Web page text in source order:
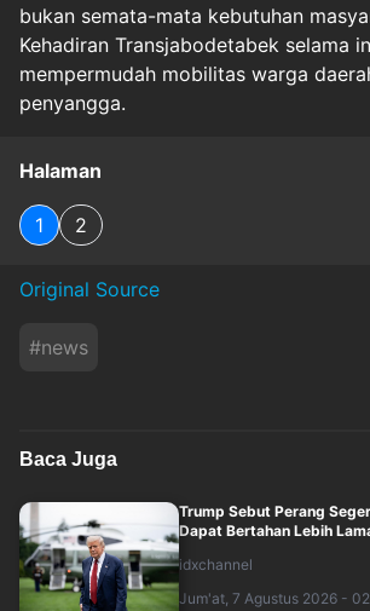
bukan semata-mata kebutuhan
Kehadiran Transjabodetabek selama
mempermudah mobilitas warga
penyangga.
Halaman
1 2
Original Source
#news
Baca Juga
Trump Sebut Perang
Dapat Bertahan Lebih
idxchannel
Jum'at, 7 Agustus 2026 -